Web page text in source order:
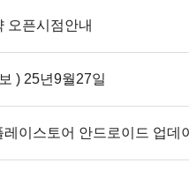
오픈시점안내
) 25년9월27일
이스토어 안드로이드 업데